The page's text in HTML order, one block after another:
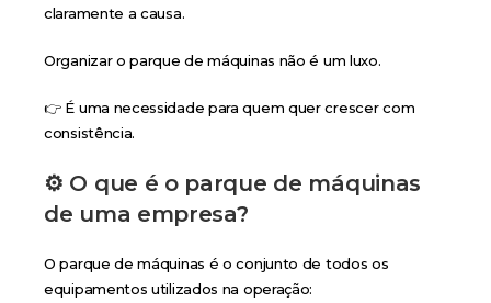
claramente a causa.
Organizar o parque de máquinas não é um luxo.
👉 É uma necessidade para quem quer crescer com
consistência.
⚙️ O que é o parque de máquinas
de uma empresa?
O parque de máquinas é o conjunto de todos os
equipamentos utilizados na operação: